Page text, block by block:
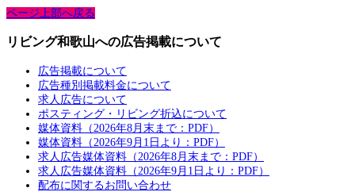
ページ上部へ戻る
リビング和歌山への広告掲載について
広告掲載について
広告種別掲載料金について
求人広告について
ポスティング・リビング折込について
媒体資料（2026年8月末まで：PDF）
媒体資料（2026年9月1日より：PDF）
求人広告媒体資料（2026年8月末まで：PDF）
求人広告媒体資料（2026年9月1日より：PDF）
配布に関するお問い合わせ